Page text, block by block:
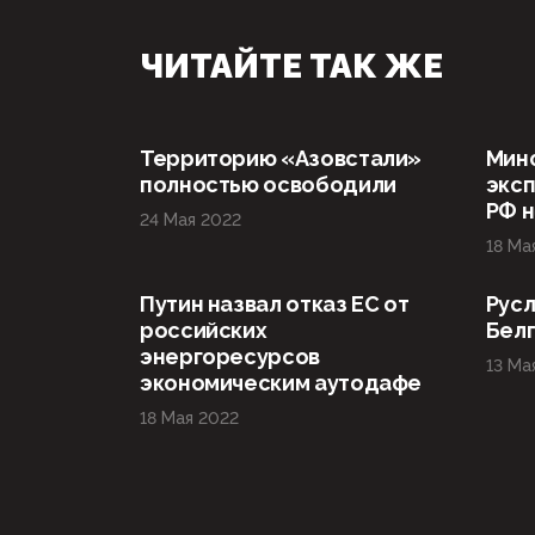
ЧИТАЙТЕ ТАК ЖЕ
Территорию «Азовстали»
полностью освободили
24 Мая 2022
РФ
18
Путин назвал отказ ЕС от
российских
энергоресурсов
экономическим аутодафе
18 Мая 2022
13